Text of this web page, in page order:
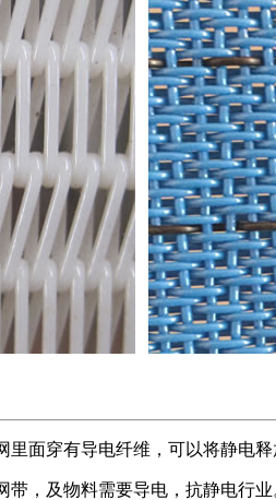
面穿有导电纤维，可以将静电释
，及物料需要导电，抗静电行业